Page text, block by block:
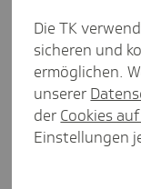
Sonn-
erlaubt?
Firmenkunden
Die TK
sicheren und
ermöglichen.
unserer
der Cookies
Einstellungen